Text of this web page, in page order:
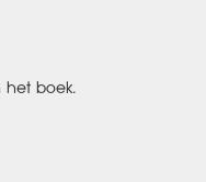
het boek.